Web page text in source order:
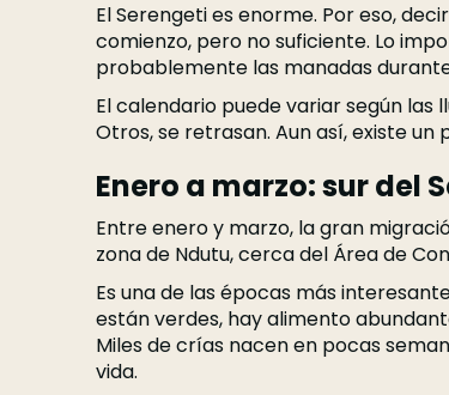
El Serengeti es enorme. Por eso,
comienzo, pero no suficiente. Lo
probablemente las manadas
El calendario puede variar según las
Otros, se retrasan. Aun así, existe
Enero a marzo: sur del
Entre enero y marzo, la gran
zona de Ndutu, cerca del Área de
Es una de las épocas más
están verdes, hay alimento
Miles de crías nacen en pocas
vida.